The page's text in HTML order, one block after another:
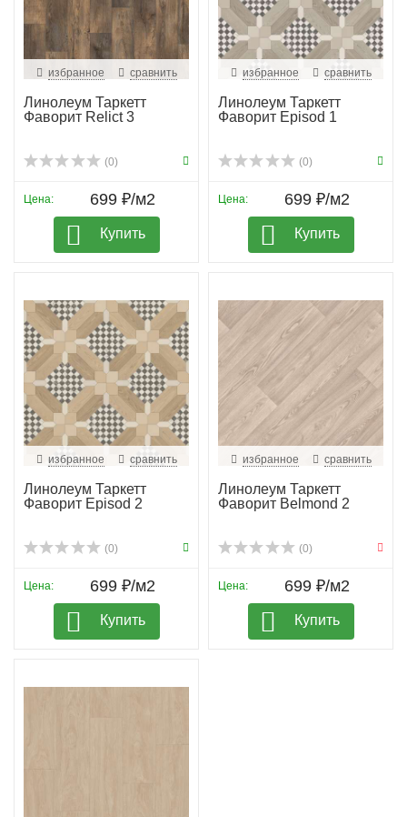
избранное сравнить
Линолеум Таркетт
Фаворит Relict 3
(0)
Цена: 699 ₽/м2
Купить
избранное сравнить
Линолеум Таркетт
Фаворит Episod 1
(0)
Цена: 699 ₽/м2
Купить
избранное сравнить
Линолеум Таркетт
Фаворит Episod 2
(0)
Цена: 699 ₽/м2
Купить
избранное сравнить
Линолеум Таркетт
Фаворит Belmond 2
(0)
Цена: 699 ₽/м2
Купить